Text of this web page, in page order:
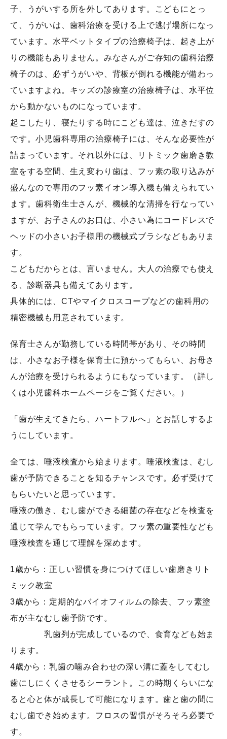
子、うがいする所を外してあります。こどもにとっ
て、うがいは、歯科治療を受ける上で逃げ場所になっ
ています。水平ベットタイプの治療椅子は、起き上が
りの機能もありません。みなさんがご存知の歯科治療
椅子のは、必ずうがいや、背板が倒れる機能が備わっ
ていますよね。キッズの診療室の治療椅子は、水平位
から動かないものになっています。
起こしたり、寝たりする時にこども達は、泣きだすの
です。小児歯科専用の治療椅子には、そんな必要性が
詰まっています。それ以外には、リトミック歯磨き教
室をする空間、生え変わり歯は、フッ素の取り込みが
盛んなので専用のフッ素イオン導入機も備えられてい
ます。歯科衛生士さんが、機械的な清掃を行なってい
ますが、お子さんのお口は、小さい為にコードレスで
ヘッドの小さいお子様用の機械式ブラシなどもありま
す。
こどもだからとは、言いません。大人の治療でも使え
る、診断器具も備えてあります。
具体的には、CTやマイクロスコープなどの歯科用の
精密機械も用意されています。
保育士さんが勤務している時間帯があり、その時間
は、小さなお子様を保育士に預かってもらい、お母さ
んが治療を受けられるようにもなっています。（詳し
くは小児歯科ホームページをご覧ください。）
「歯が生えてきたら、ハートフルへ」とお話しするよ
うにしています。
全ては、唾液検査から始まります。唾液検査は、むし
歯が予防できることを知るチャンスです。必ず受けて
もらいたいと思っています。
唾液の働き、むし歯ができる細菌の存在などを検査を
通じて学んでもらっています。フッ素の重要性なども
唾液検査を通じて理解を深めます。
1歳から：正しい習慣を身につけてほしい歯磨きリト
ミック教室
3歳から：定期的なバイオフィルムの除去、フッ素塗
布が主なむし歯予防です。
乳歯列が完成しているので、食育なども始ま
ります。
4歳から：乳歯の噛み合わせの深い溝に蓋をしてむし
歯にしにくくさせるシーラント。この時期くらいにな
ると心と体が成長して可能になります。歯と歯の間に
むし歯でき始めます。フロスの習慣がそろそろ必要で
す。